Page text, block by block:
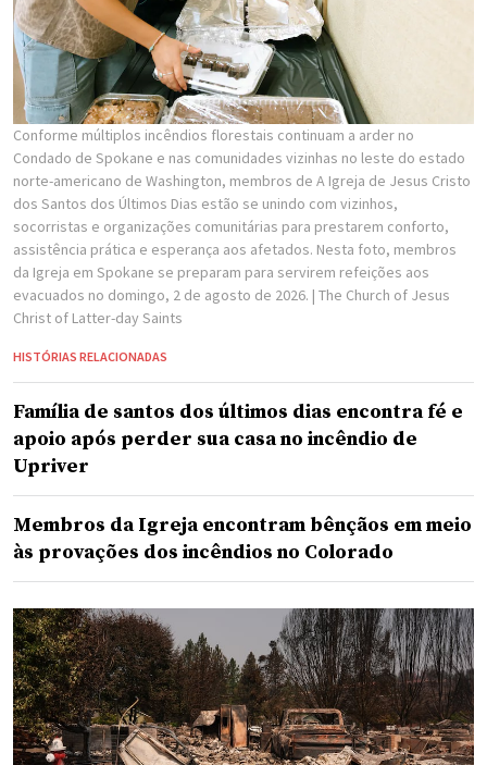
Conforme múltiplos incêndios florestais continuam a arder no
Condado de Spokane e nas comunidades vizinhas no leste do estado
norte-americano de Washington, membros de A Igreja de Jesus Cristo
dos Santos dos Últimos Dias estão se unindo com vizinhos,
socorristas e organizações comunitárias para prestarem conforto,
assistência prática e esperança aos afetados. Nesta foto, membros
da Igreja em Spokane se preparam para servirem refeições aos
evacuados no domingo, 2 de agosto de 2026. | The Church of Jesus
Christ of Latter-day Saints
HISTÓRIAS RELACIONADAS
Família de santos dos últimos dias encontra fé e
apoio após perder sua casa no incêndio de
Upriver
Membros da Igreja encontram bênçãos em meio
às provações dos incêndios no Colorado